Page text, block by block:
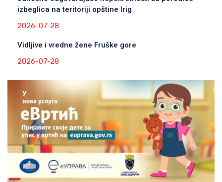
izbeglica na teritoriji opštine Irig
2026-07-28
Vidljive i vredne žene Fruške gore
2026-07-28